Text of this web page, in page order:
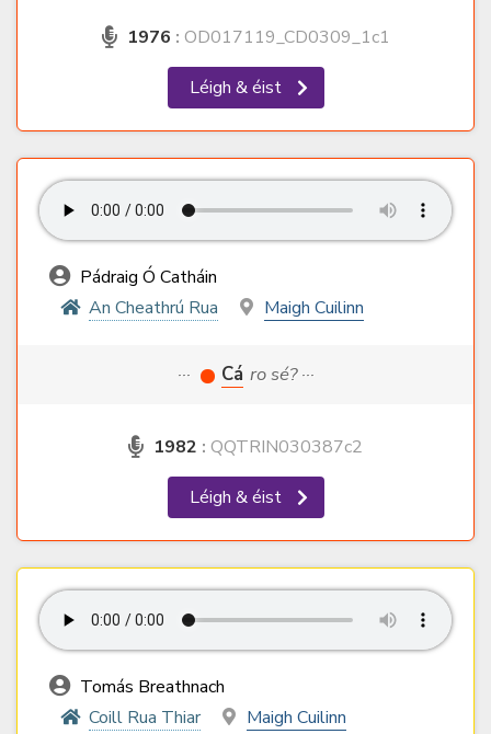
1976 : OD017119_CD0309_1c1
Léigh & éist
Pádraig Ó Catháin
An Cheathrú Rua
Maigh Cuilinn
··· Cá ro sé? ···
1982 : QQTRIN030387c2
Léigh & éist
Tomás Breathnach
Coill Rua Thiar
Maigh Cuilinn